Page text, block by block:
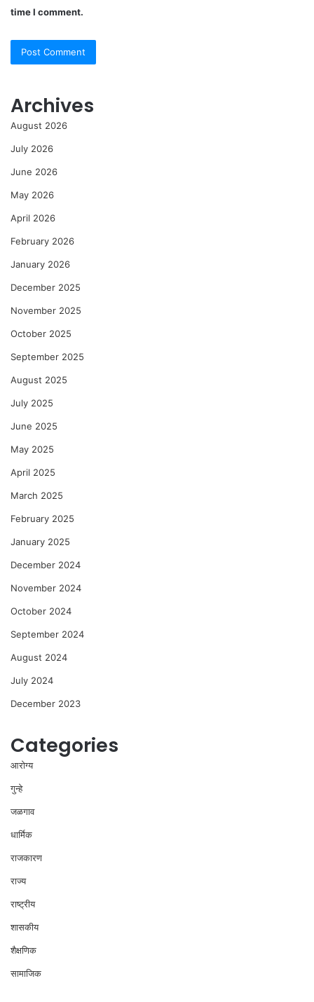
time I comment.
Archives
August 2026
July 2026
June 2026
May 2026
April 2026
February 2026
January 2026
December 2025
November 2025
October 2025
September 2025
August 2025
July 2025
June 2025
May 2025
April 2025
March 2025
February 2025
January 2025
December 2024
November 2024
October 2024
September 2024
August 2024
July 2024
December 2023
Categories
आरोग्य
गुन्हे
जळगाव
धार्मिक
राजकारण
राज्य
राष्ट्रीय
शासकीय
शैक्षणिक
सामाजिक